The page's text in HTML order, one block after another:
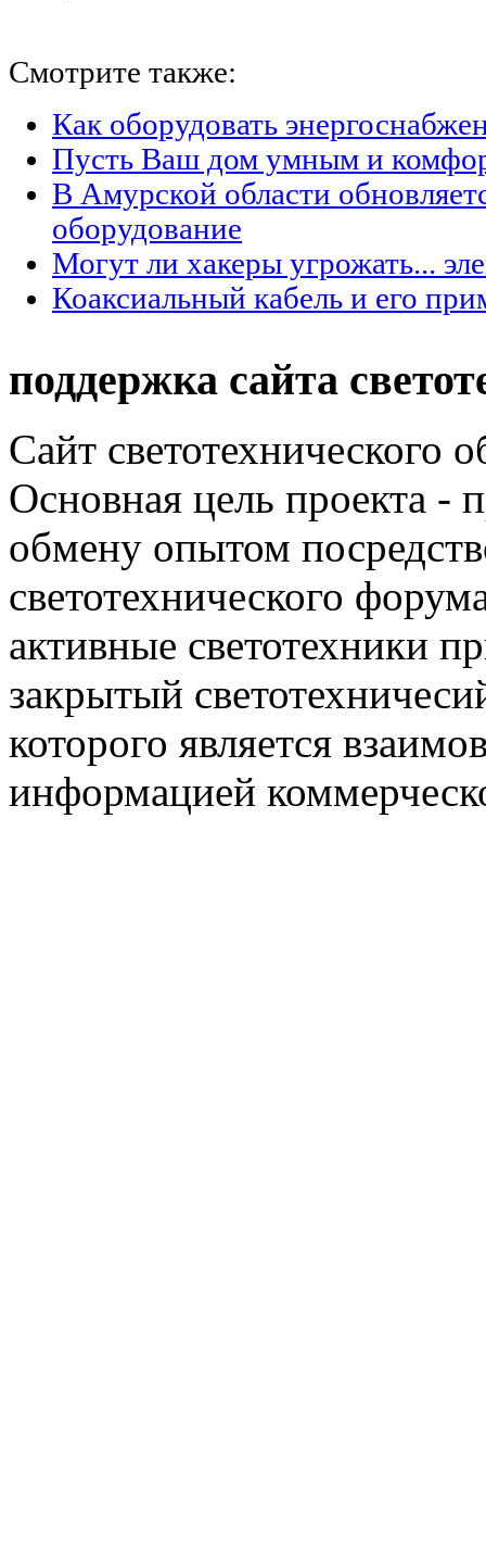
Смотрите также:
Как оборудовать
Пусть Ваш дом умным и
В Амурской области
оборудование
Могут ли хакеры угрожать...
Коаксиальный кабель и его
поддержка сайта
Сайт светотехнического
Основная цель проекта -
обмену опытом
светотехнического
активные светотехники
закрытый
которого является
информацией